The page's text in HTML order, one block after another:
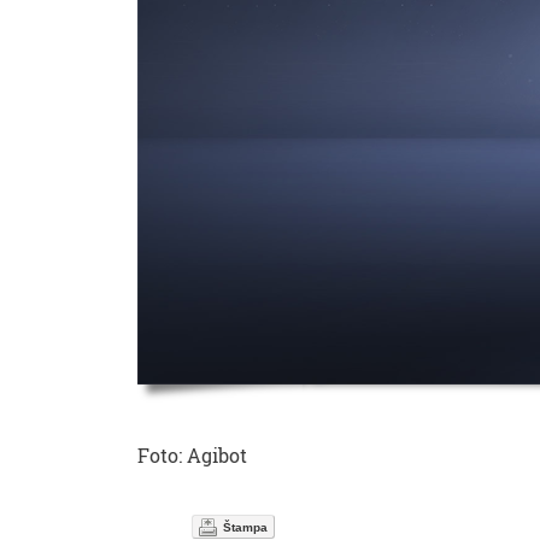
Foto: Agibot
Štampa